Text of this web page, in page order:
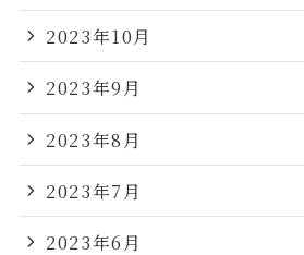
2023年10月
2023年9月
2023年8月
2023年7月
2023年6月